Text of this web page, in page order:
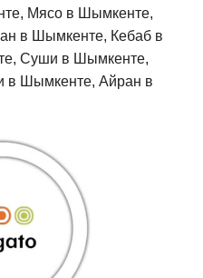
Мясо в Шымкенте,
в Шымкенте, Кебаб в
Суши в Шымкенте,
в Шымкенте, Айран в